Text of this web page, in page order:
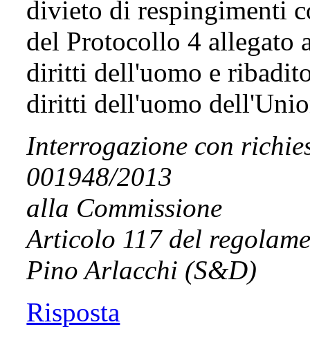
divieto di respingimenti
del Protocollo 4 allegato
diritti dell'uomo e
diritti dell'uomo
Interrogazione con
001948/2013
alla Commissione
Articolo 117 del
Pino Arlacchi (S&D)
Risposta